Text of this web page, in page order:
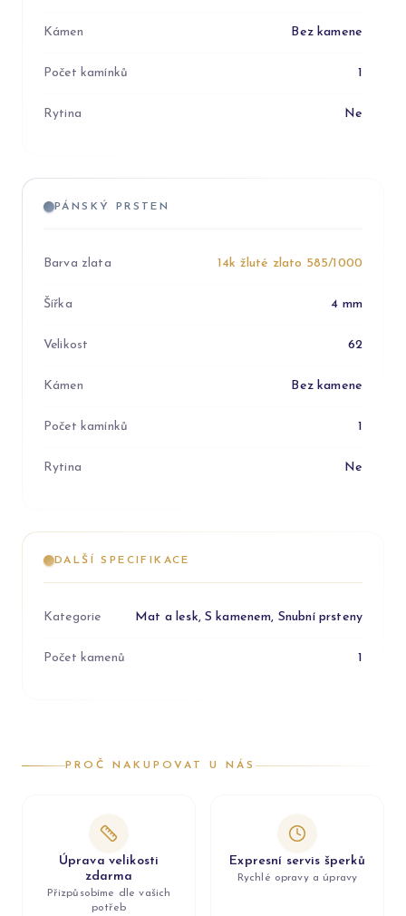
Kámen Bez kamene
Počet kamínků 1
Rytina Ne
PÁNSKÝ PRSTEN
Barva zlata 14k žluté zlato 585/1000
Šířka 4 mm
Velikost 62
Kámen Bez kamene
Počet kamínků 1
Rytina Ne
DALŠÍ SPECIFIKACE
Kategorie Mat a lesk, S kamenem, Snubní prsteny
Počet kamenů 1
PROČ NAKUPOVAT U NÁS
Úprava velikosti
zdarma
Přizpůsobíme dle vašich
potřeb
Expresní servis šperků
Rychlé opravy a úpravy